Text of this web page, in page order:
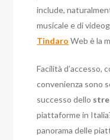
include,
musicale e di
Tindaro Web è la
Facilità d’accesso,
convenienza sono
successo dello
piattaforme in
panorama delle